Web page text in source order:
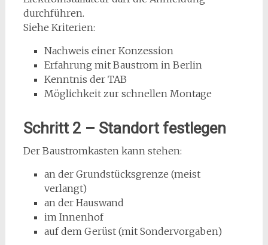
durchführen.
Siehe Kriterien:
Nachweis einer Konzession
Erfahrung mit Baustrom in Berlin
Kenntnis der TAB
Möglichkeit zur schnellen Montage
Schritt 2 – Standort festlegen
Der Baustromkasten kann stehen:
an der Grundstücksgrenze (meist
verlangt)
an der Hauswand
im Innenhof
auf dem Gerüst (mit Sondervorgaben)